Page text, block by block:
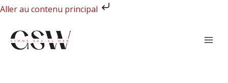
Aller au contenu principal
Aller
contenu